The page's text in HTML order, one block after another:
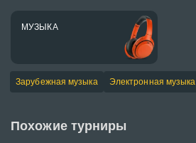
МУЗЫКА
Зарубежная музыка Электронная музыка
Похожие турниры